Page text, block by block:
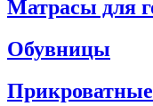
Матрасы для
Обувницы